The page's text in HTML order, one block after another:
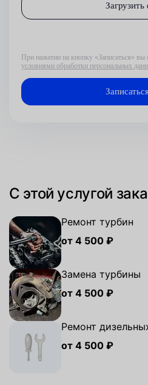
Загрузить
При нажатии на кнопку «Записаться» вы
условиями обработки персональных
С этой услугой
Ремонт турбин
от 4 500 ₽
Замена турбины
от 4 500 ₽
Ремонт
от 4 500 ₽